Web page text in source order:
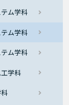
ム学科
ム学科
ム学科
学科